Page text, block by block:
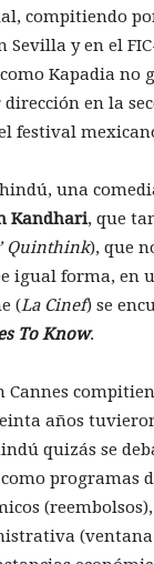
compitiendo
y en el
Kapadia no
en la
festival
una
Kandhari, que
Quinthink), que
igual forma, en
(La Cinef) se
To Know.
Cannes
años
quizás se
programas